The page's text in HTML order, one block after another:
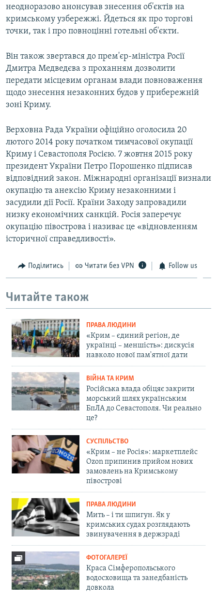
неодноразово анонсував знесення об'єктів на
кримському узбережжі. Йдеться як про торгові
точки, так і про повноцінні готельні об'єкти.
Він також звертався до прем'єр-міністра Росії
Дмитра Медведєва з проханням дозволити
передати місцевим органам влади повноваження
щодо знесення незаконних будов у прибережній
зоні Криму.
Верховна Рада України офіційно оголосила 20
лютого 2014 року початком тимчасової окупації
Криму і Севастополя Росією. 7 жовтня 2015 року
президент України Петро Порошенко підписав
відповідний закон. Міжнародні організації визнали
окупацію та анексію Криму незаконними і
засудили дії Росії. Країни Заходу запровадили
низку економічних санкцій. Росія заперечує
окупацію півострова і називає це «відновленням
історичної справедливості».
Поділитись Читати без VPN Follow us
Читайте також
ПРАВА ЛЮДИНИ
«Крим – єдиний регіон, де
українці – меншість»: дискусія
навколо нової пам'ятної дати
ВІЙНА ТА КРИМ
Російська влада обіцяє закрити
морський шлях українським
БпЛА до Севастополя. Чи реально
це?
СУСПІЛЬСТВО
«Крим – не Росія»: маркетплейс
Ozon припинив прийом нових
замовлень на Кримському
півострові
ПРАВА ЛЮДИНИ
Мить – і ти шпигун. Як у
кримських судах розглядають
звинувачення в держзраді
ФОТОГАЛЕРЕЇ
Краса Сімферопольського
водосховища та занедбаність
довкола